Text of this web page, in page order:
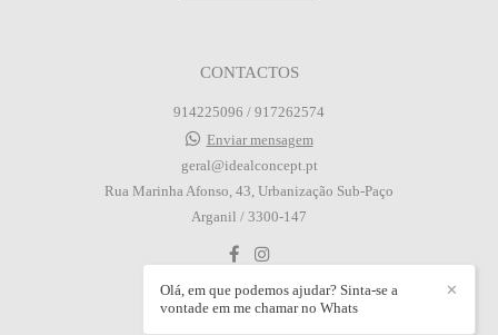
CONTACTOS
914225096 / 917262574
Enviar mensagem
geral@idealconcept.pt
Rua Marinha Afonso, 43, Urbanização Sub-Paço
Arganil / 3300-147
✕
Olá, em que podemos ajudar? Sinta-se a
vontade em me chamar no Whats